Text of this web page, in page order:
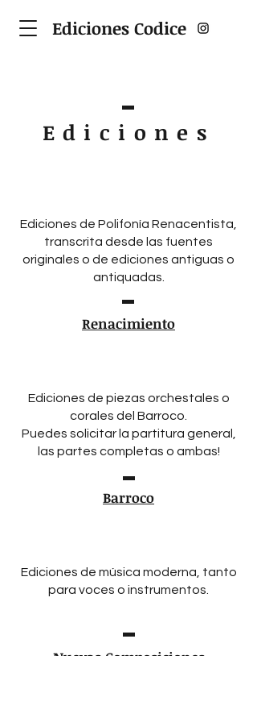
Ediciones Codice
Ediciones
Ediciones de Polifonía Renacentista,
transcrita desde las fuentes
originales o de ediciones antiguas o
antiquadas.
Renacimiento
Ediciones de piezas orchestales o
corales del Barroco.
Puedes solicitar la partitura general,
las partes completas o ambas!
Barroco
Ediciones de música moderna, tanto
para voces o instrumentos.
Nuevas Composiciones